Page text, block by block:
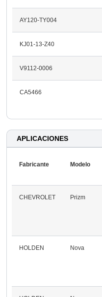
AY120-TY004
KJ01-13-Z40
V9112-0006
CA5466
APLICACIONES
Fabricante Modelo
CHEVROLET Prizm
HOLDEN Nova